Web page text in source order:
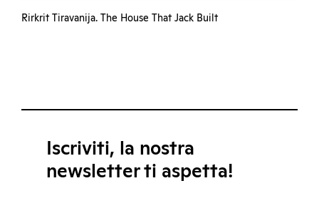
Rirkrit Tiravanija. The House That Jack Built
Iscriviti, la nostra
newsletter ti aspetta!